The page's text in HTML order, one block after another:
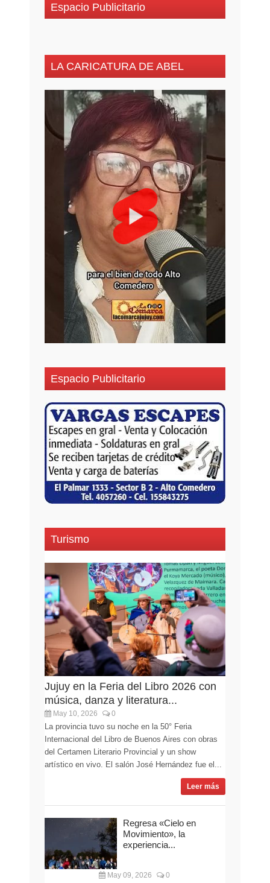
Espacio Publicitario
LA CARICATURA DE ABEL
Espacio Publicitario
Turismo
Jujuy en la Feria del Libro 2026 con
música, danza y literatura...
May 10, 2026 0
La provincia tuvo su noche en la 50° Feria
Internacional del Libro de Buenos Aires con obras
del Certamen Literario Provincial y un show
artístico en vivo. El salón José Hernández fue el...
Leer más
Regresa «Cielo en
Movimiento», la
experiencia...
May 09, 2026 0